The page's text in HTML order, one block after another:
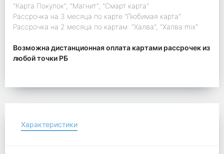
"Карта Покупок", "Магнит", "Смарт карта"
Рассрочка на 3 месяца по карте "Любимая карта"
Рассрочка на 2 месяца по картам: "Халва", "Халва mix"
Возможна дистанционная оплата картами рассрочек из
любой точки РБ
Характеристики